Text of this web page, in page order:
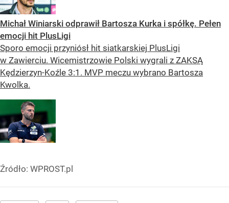
Michał Winiarski odprawił Bartosza Kurka i spółkę. Pełen
emocji hit PlusLigi
Sporo emocji przyniósł hit siatkarskiej PlusLigi
w Zawierciu. Wicemistrzowie Polski wygrali z ZAKSĄ
Kędzierzyn-Koźle 3:1. MVP meczu wybrano Bartosza
Kwolka.
Źródło: WPROST.pl